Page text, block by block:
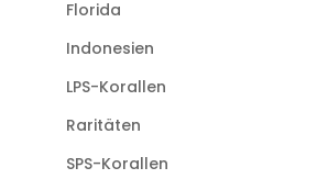
Florida
Indonesien
LPS-Korallen
Raritäten
SPS-Korallen